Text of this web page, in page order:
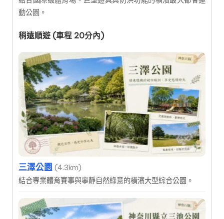
動公園。
稍遠順遊 (車程 20分內)
三澤公園 (4.3km)
結合專業體育賽事與寧靜自然綠意的橫濱大型綜合公園。